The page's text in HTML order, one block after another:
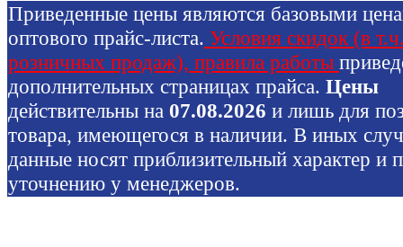
Приведенные цены являются базовыми
оптового прайс-листа. Условия скидок (в
розничных продаж), правила работы
дополнительных страницах прайса. Цены
действительны на 07.08.2026 и лишь для
товара, имеющегося в наличии. В иных
данные носят приблизительный характер и
уточнению у менеджеров.